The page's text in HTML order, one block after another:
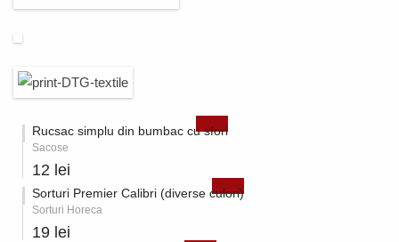
Rucsac simplu din bumbac cu sfori
Sacose
12 lei
Sorturi Premier Calibri (diverse culori)
Sorturi Horeca
19 lei